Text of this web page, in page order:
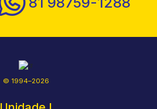
© 1994–2026